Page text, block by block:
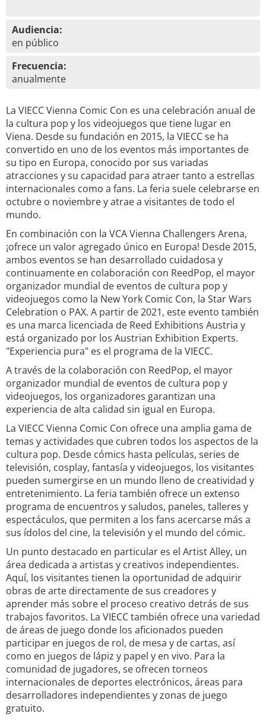
Audiencia:
en público
Frecuencia:
anualmente
La VIECC Vienna Comic Con es una celebración anual de
la cultura pop y los videojuegos que tiene lugar en
Viena. Desde su fundación en 2015, la VIECC se ha
convertido en uno de los eventos más importantes de
su tipo en Europa, conocido por sus variadas
atracciones y su capacidad para atraer tanto a estrellas
internacionales como a fans. La feria suele celebrarse en
octubre o noviembre y atrae a visitantes de todo el
mundo.
En combinación con la VCA Vienna Challengers Arena,
¡ofrece un valor agregado único en Europa! Desde 2015,
ambos eventos se han desarrollado cuidadosa y
continuamente en colaboración con ReedPop, el mayor
organizador mundial de eventos de cultura pop y
videojuegos como la New York Comic Con, la Star Wars
Celebration o PAX. A partir de 2021, este evento también
es una marca licenciada de Reed Exhibitions Austria y
está organizado por los Austrian Exhibition Experts.
"Experiencia pura" es el programa de la VIECC.
A través de la colaboración con ReedPop, el mayor
organizador mundial de eventos de cultura pop y
videojuegos, los organizadores garantizan una
experiencia de alta calidad sin igual en Europa.
La VIECC Vienna Comic Con ofrece una amplia gama de
temas y actividades que cubren todos los aspectos de la
cultura pop. Desde cómics hasta películas, series de
televisión, cosplay, fantasía y videojuegos, los visitantes
pueden sumergirse en un mundo lleno de creatividad y
entretenimiento. La feria también ofrece un extenso
programa de encuentros y saludos, paneles, talleres y
espectáculos, que permiten a los fans acercarse más a
sus ídolos del cine, la televisión y el mundo del cómic.
Un punto destacado en particular es el Artist Alley, un
área dedicada a artistas y creativos independientes.
Aquí, los visitantes tienen la oportunidad de adquirir
obras de arte directamente de sus creadores y
aprender más sobre el proceso creativo detrás de sus
trabajos favoritos. La VIECC también ofrece una variedad
de áreas de juego donde los aficionados pueden
participar en juegos de rol, de mesa y de cartas, así
como en juegos de lápiz y papel y en vivo. Para la
comunidad de jugadores, se ofrecen torneos
internacionales de deportes electrónicos, áreas para
desarrolladores independientes y zonas de juego
gratuito.